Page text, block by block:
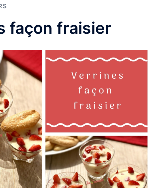
façon fraisier